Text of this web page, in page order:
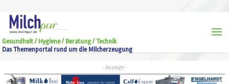
Gesundheit / Hygiene / Beratung / Technik
Das Themenportal rund um die Milcherzeugung